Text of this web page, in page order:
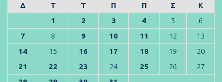
Δ
Τ Τ Π Π Σ
Κ
1
2 3 4 5
6
7
8 9 10 11 12
13
14
15 16 17 18 19
20
21
22 23 24 25 26
27